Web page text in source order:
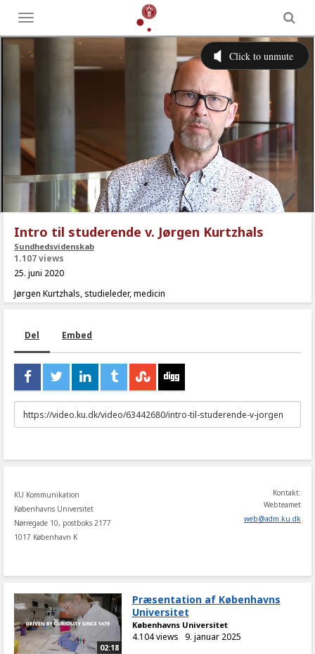
Toggle
menu
Intro til studerende v. Jørgen Kurtzhals
Sundhedsvidenskab
1.107 views
25. juni 2020
Jørgen Kurtzhals, studieleder, medicin
Del Embed
URL
to
KU Kommunikation
Københavns Universitet
Nørregade 10, postboks 2177
1017 København K
Kontakt:
Webteamet
web@adm.ku.dk
02:18
Præsentation af Københavns
Universitet
Københavns Universitet
4.104 views 9. januar 2025